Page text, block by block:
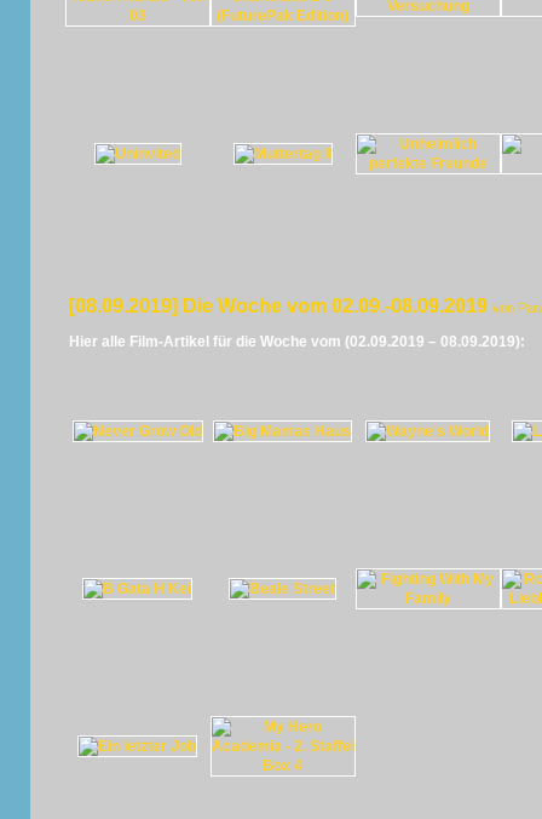
[08.09.2019] Die Woche vom 02.09.-08.09.2019 von
Hier alle Film-Artikel für die Woche vom (02.09.2019 – 08.09.2019):